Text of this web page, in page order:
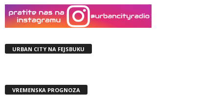
URBAN CITY NA FEJSBUKU
VREMENSKA PROGNOZA